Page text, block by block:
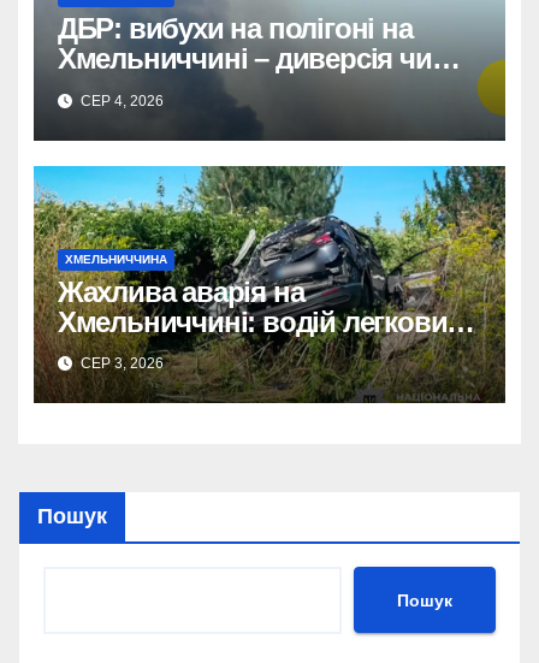
ДБР: вибухи на полігоні на
Хмельниччині – диверсія чи
порушення правил?
СЕР 4, 2026
ХМЕЛЬНИЧЧИНА
Жахлива аварія на
Хмельниччині: водій легковика
загинув, пасажирку
госпіталізовано.
СЕР 3, 2026
Пошук
Пошук